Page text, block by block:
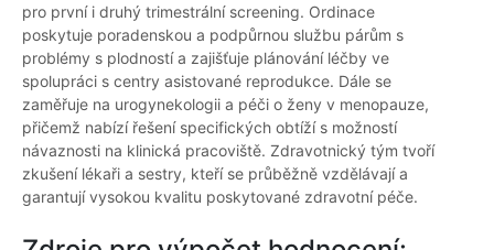
pro první i druhý trimestrální screening. Ordinace
poskytuje poradenskou a podpůrnou službu párům s
problémy s plodností a zajišťuje plánování léčby ve
spolupráci s centry asistované reprodukce. Dále se
zaměřuje na urogynekologii a péči o ženy v menopauze,
přičemž nabízí řešení specifických obtíží s možností
návaznosti na klinická pracoviště. Zdravotnický tým tvoří
zkušení lékaři a sestry, kteří se průběžně vzdělávají a
garantují vysokou kvalitu poskytované zdravotní péče.